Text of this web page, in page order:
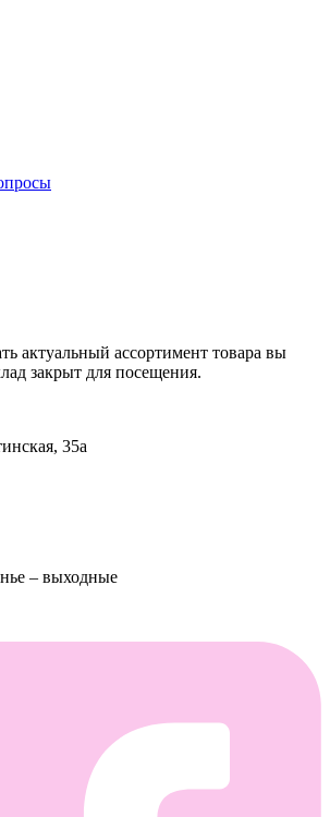
актуальный ассортимент товара вы
закрыт для посещения.
35а
– выходные